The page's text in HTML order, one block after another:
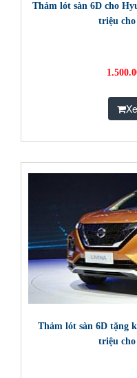
Thảm lót sàn 6D cho
triệu
Thảm lót sàn 6D tặng
triệu